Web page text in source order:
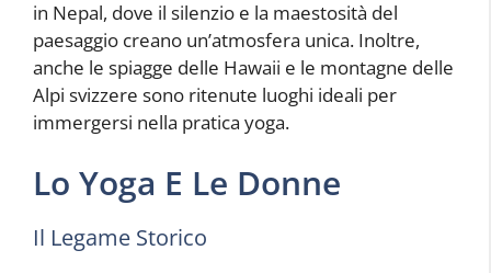
in Nepal, dove il silenzio e la maestosità del
paesaggio creano un’atmosfera unica. Inoltre,
anche le spiagge delle Hawaii e le montagne delle
Alpi svizzere sono ritenute luoghi ideali per
immergersi nella pratica yoga.
Lo Yoga E Le Donne
Il Legame Storico